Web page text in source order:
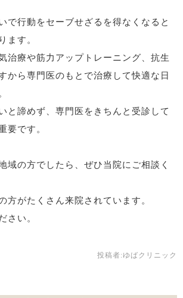
で行動をセーブせざるを得なくなると
ます。
治療や筋力アップトレーニング、抗生
から専門医のもとで治療して快適な日
と諦めず、専門医をきちんと受診して
要です。
域の方でしたら、ぜひ当院にご相談く
方がたくさん来院されています。
さい。
投稿者: ゆばクリニック